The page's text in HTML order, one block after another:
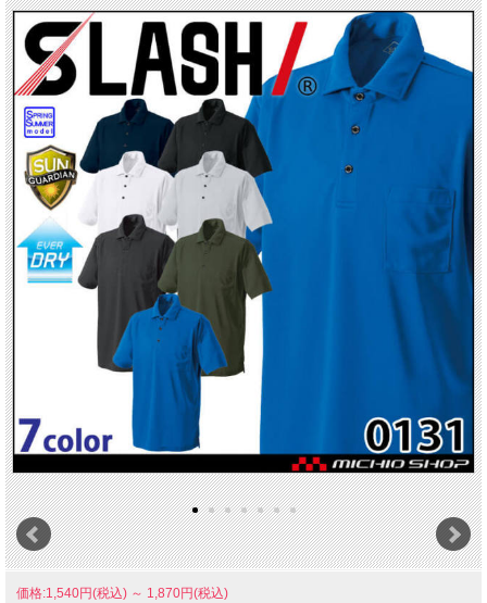
価格:1,540円(税込) ～ 1,870円(税込)